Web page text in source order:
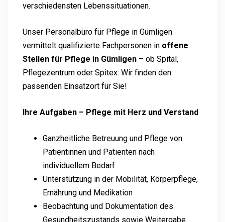
verschiedensten Lebenssituationen.
Unser Personalbüro für Pflege in Gümligen
vermittelt qualifizierte Fachpersonen in offene
Stellen für Pflege in Gümligen – ob Spital,
Pflegezentrum oder Spitex: Wir finden den
passenden Einsatzort für Sie!
Ihre Aufgaben – Pflege mit Herz und Verstand
Ganzheitliche Betreuung und Pflege von
Patientinnen und Patienten nach
individuellem Bedarf
Unterstützung in der Mobilität, Körperpflege,
Ernährung und Medikation
Beobachtung und Dokumentation des
Gesundheitszustands sowie Weitergabe